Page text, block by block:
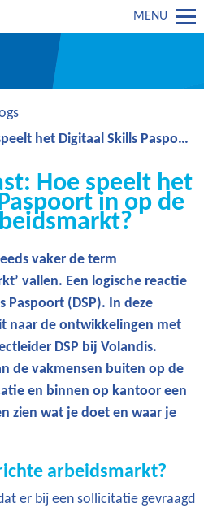
MENU
Paspoort in op de skills based arbeidsmarkt?
Hoe speelt het
in op de
vaker de term
vallen. Een logische reactie
Paspoort (DSP). In deze
naar de ontwikkelingen met
DSP bij Volandis.
de vakmensen buiten op de
en binnen op kantoor een
zien wat je doet en waar je
arbeidsmarkt?
er bij een sollicitatie gevraagd